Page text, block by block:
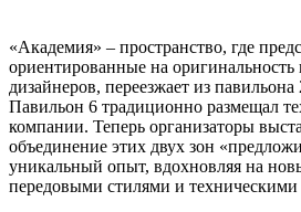
«Академия» – пространство, где
ориентированные на оригинальность
дизайнеров, переезжает из
Павильон 6 традиционно размещал
компании. Теперь организаторы
объединение этих двух зон
уникальный опыт, вдохновляя на
передовыми стилями и